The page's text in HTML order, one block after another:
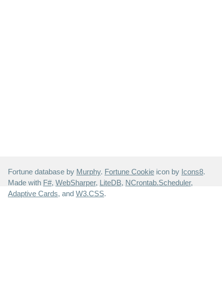
Fortune database by Murphy. Fortune Cookie icon by Icons8.
Made with F#, WebSharper, LiteDB, NCrontab.Scheduler,
Adaptive Cards, and W3.CSS.